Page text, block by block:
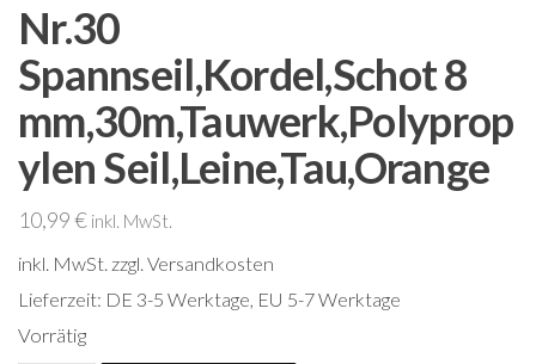
Nr.30
Spannseil,Kordel,Schot 8
mm,30m,Tauwerk,Polyprop
ylen Seil,Leine,Tau,Orange
10,99€ inkl. MwSt.
inkl. MwSt. zzgl. Versandkosten
Lieferzeit: DE 3-5 Werktage, EU 5-7 Werktage
Vorrätig